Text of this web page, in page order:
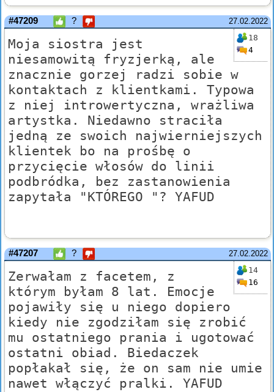
27.02.2022
#47209 ?
18
4
Moja siostra jest
niesamowitą fryzjerką, ale
znacznie gorzej radzi sobie w
kontaktach z klientkami. Typowa
z niej introwertyczna, wrażliwa
artystka. Niedawno straciła
jedną ze swoich najwierniejszych
klientek bo na prośbę o
przycięcie włosów do linii
podbródka, bez zastanowienia
zapytała "KTÓREGO "? YAFUD
27.02.2022
#47207 ?
14
16
Zerwałam z facetem, z
którym byłam 8 lat. Emocje
pojawiły się u niego dopiero
kiedy nie zgodziłam się zrobić
mu ostatniego prania i ugotować
ostatni obiad. Biedaczek
popłakał się, że on sam nie umie
nawet włączyć pralki. YAFUD